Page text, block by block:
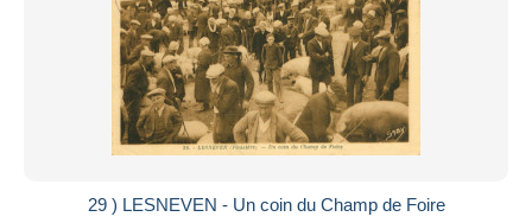
29 ) LESNEVEN - Un coin du Champ de Foire